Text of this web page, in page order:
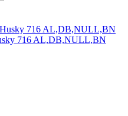
716 AL,DB,NULL,BN